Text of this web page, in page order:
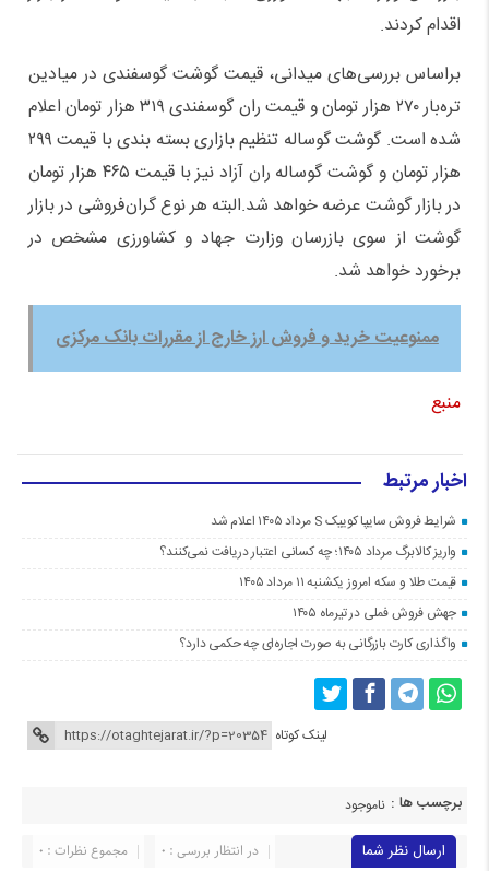
اقدام کردند.
براساس بررسی‌های میدانی، قیمت گوشت گوسفندی در میادین
تره‌بار ۲۷۰ هزار تومان و قیمت ران گوسفندی ۳۱۹ هزار تومان اعلام
شده است. گوشت گوساله تنظیم بازاری بسته بندی با قیمت ۲۹۹
هزار تومان و گوشت گوساله ران آزاد نیز با قیمت ۴۶۵ هزار تومان
در بازار گوشت عرضه خواهد شد.البته هر نوع گران‌فروشی در بازار
گوشت از سوی بازرسان وزارت جهاد و کشاورزی مشخص در
برخورد خواهد شد.
ممنوعیت خرید و فروش ارز خارج از مقررات بانک مرکزی
منبع
اخبار مرتبط
شرایط فروش سایپا کوییک S مرداد ۱۴۰۵ اعلام شد
واریز کالابرگ مرداد ۱۴۰۵؛ چه کسانی اعتبار دریافت نمی‌کنند؟
قیمت طلا و سکه امروز یکشنبه ۱۱ مرداد ۱۴۰۵
جهش فروش فملی در تیرماه ۱۴۰۵
واگذاری کارت بازرگانی به صورت اجاره‌ای چه حکمی دارد؟
لینک کوتاه
برچسب ها : ناموجود
ارسال نظر شما مجموع نظرات : 0
در انتظار بررسی : 0